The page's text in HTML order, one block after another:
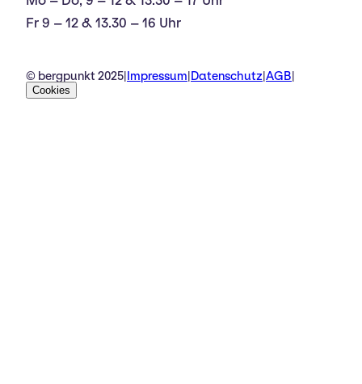
Fr 9 – 12 & 13.30 – 16 Uhr
© bergpunkt 2025 Impressum Datenschutz AGB
Cookies